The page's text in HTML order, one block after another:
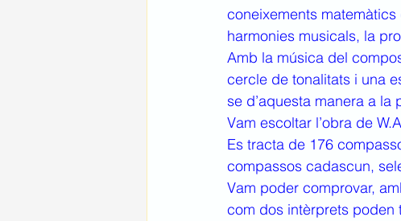
coneixements
harmonies musicals, la
Amb la música del
cercle de tonalitats i una
se d’aquesta manera a la
Vam escoltar l’obra de
Es tracta de 176
compassos cadascun,
Vam poder comprovar,
com dos intèrprets poden